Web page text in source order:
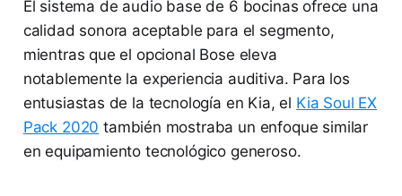
El sistema de audio base de 6 bocinas ofrece una
calidad sonora aceptable para el segmento,
mientras que el opcional Bose eleva
notablemente la experiencia auditiva. Para los
entusiastas de la tecnología en Kia, el Kia Soul EX
Pack 2020 también mostraba un enfoque similar
en equipamiento tecnológico generoso.